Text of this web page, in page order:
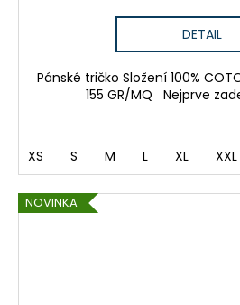
DETAIL
Pánské tričko Složení 100%
155 GR/MQ Nejprve
XS S M L XL XXL
NOVINKA